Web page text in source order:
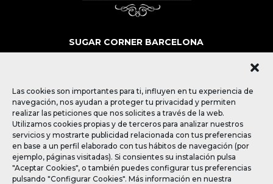
Las cookies son importantes para ti, influyen en tu experiencia de
navegación, nos ayudan a proteger tu privacidad y permiten
realizar las peticiones que nos solicites a través de la web.
Utilizamos cookies propias y de terceros para analizar nuestros
servicios y mostrarte publicidad relacionada con tus preferencias
en base a un perfil elaborado con tus hábitos de navegación (por
ejemplo, páginas visitadas). Si consientes su instalación pulsa
"Aceptar Cookies", o también puedes configurar tus preferencias
pulsando "Configurar Cookies". Más información en nuestra
SUGAR CORNER BARCELONA
SOBRE NOSOTROS
CONTACTO
SÍGUENOS